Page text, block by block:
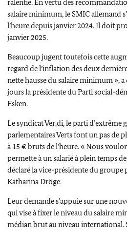
ralentie. En vertu des
salaire minimum, le SMIC allemand
l’heure depuis janvier 2024. Il doit
janvier 2025.
Beaucoup jugent toutefois cette
regard de l’inflation des deux
nette hausse du salaire minimum », a
jours la présidente du Parti social-
Esken.
Le syndicat Ver.di, le parti d’extrême
parlementaires Verts font un pas de
à 15 € bruts de l’heure. « Nous
permette à un salarié à plein temps
déclaré la vice-présidente du groupe
Katharina Dröge.
Leur demande s’appuie sur une
qui vise à fixer le niveau du salaire
médian brut au niveau international.